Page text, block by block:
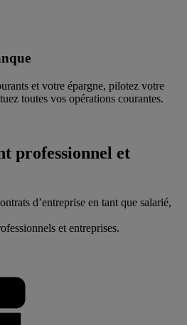
et votre épargne, pilotez votre
toutes vos opérations courantes.
professionnel et
d’entreprise en tant que salarié,
et entreprises.